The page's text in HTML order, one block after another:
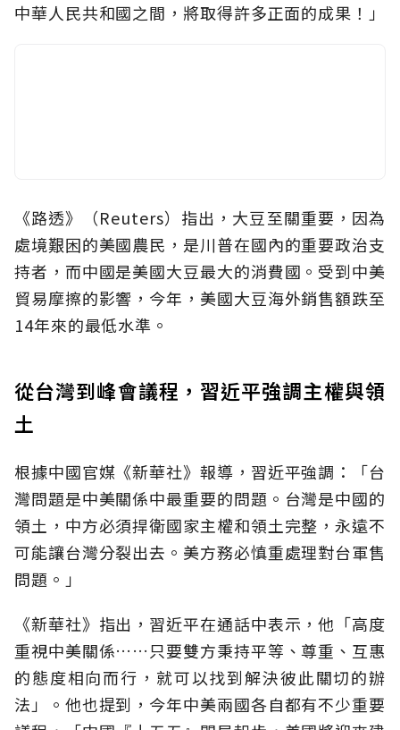
中華人民共和國之間，將取得許多正面的成果！」
《路透》（Reuters）指出，大豆至關重要，因為
處境艱困的美國農民，是川普在國內的重要政治支
持者，而中國是美國大豆最大的消費國。受到中美
貿易摩擦的影響，今年，美國大豆海外銷售額跌至
14年來的最低水準。
從台灣到峰會議程，習近平強調主權與領
土
根據中國官媒《新華社》報導，習近平強調：「台
灣問題是中美關係中最重要的問題。台灣是中國的
領土，中方必須捍衛國家主權和領土完整，永遠不
可能讓台灣分裂出去。美方務必慎重處理對台軍售
問題。」
《新華社》指出，習近平在通話中表示，他「高度
重視中美關係……只要雙方秉持平等、尊重、互惠
的態度相向而行，就可以找到解決彼此關切的辦
法」。他也提到，今年中美兩國各自都有不少重要